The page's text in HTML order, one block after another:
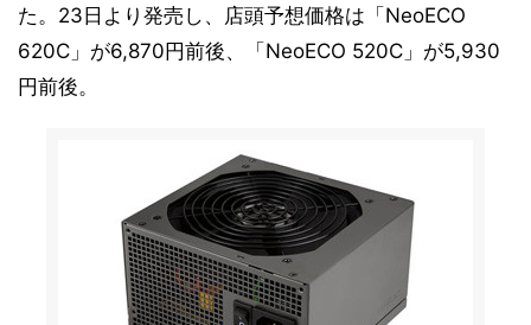
た。23日より発売し、店頭予想価格は「NeoECO
620C」が6,870円前後、「NeoECO 520C」が5,930
円前後。